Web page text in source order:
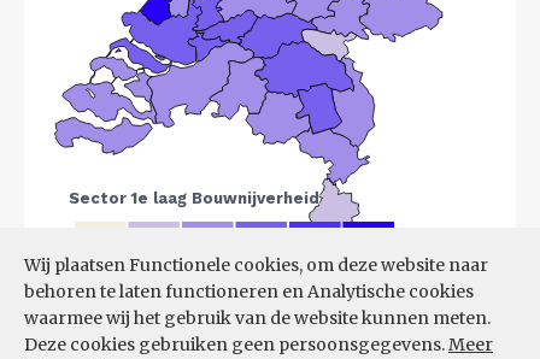
Wij plaatsen Functionele cookies, om deze website naar
behoren te laten functioneren en Analytische cookies
waarmee wij het gebruik van de website kunnen meten.
Deze cookies gebruiken geen persoonsgegevens.Meer
Bron: LISA